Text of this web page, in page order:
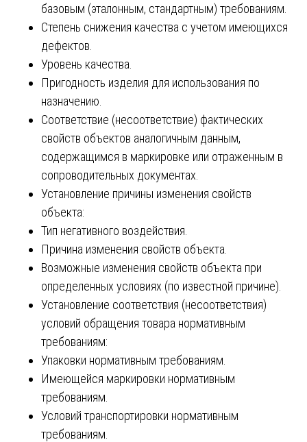
базовым (эталонным, стандартным) требованиям.
Степень снижения качества с учетом имеющихся
дефектов.
Уровень качества.
Пригодность изделия для использования по
назначению.
Соответствие (несоответствие) фактических
свойств объектов аналогичным данным,
содержащимся в маркировке или отраженным в
сопроводительных документах.
Установление причины изменения свойств
объекта:
Тип негативного воздействия.
Причина изменения свойств объекта.
Возможные изменения свойств объекта при
определенных условиях (по известной причине).
Установление соответствия (несоответствия)
условий обращения товара нормативным
требованиям:
Упаковки нормативным требованиям.
Имеющейся маркировки нормативным
требованиям.
Условий транспортировки нормативным
требованиям.